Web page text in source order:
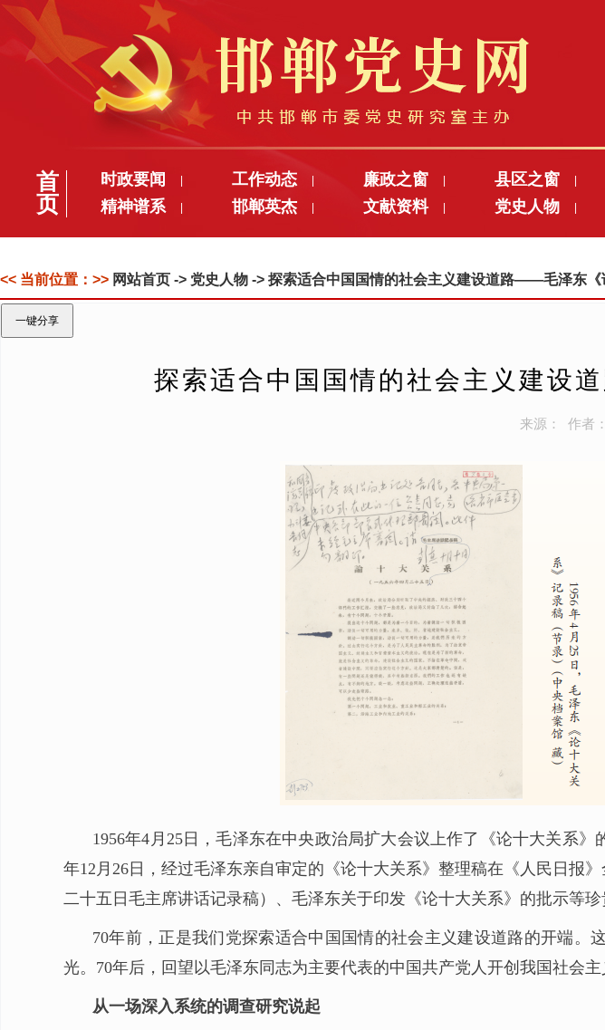
首
页
时政要闻 工作动态 廉政之窗 县区之窗
精神谱系 邯郸英杰 文献资料 党史人物
<< 当前位置：>> 网站首页 -> 党史人物 -> 探索适合中国国情的社会主义建设道路——毛泽东《
一键分享
探索适合中国国情的社会主义建设
来源： 作者
1956年4月25日，毛泽东在中央政治局扩大会议上作了《论十大关系
年12月26日，经过毛泽东亲自审定的《论十大关系》整理稿在《人民日报
二十五日毛主席讲话记录稿）、毛泽东关于印发《论十大关系》的批示等
70年前，正是我们党探索适合中国国情的社会主义建设道路的开端
光。70年后，回望以毛泽东同志为主要代表的中国共产党人开创我国社会
从一场深入系统的调查研究说起